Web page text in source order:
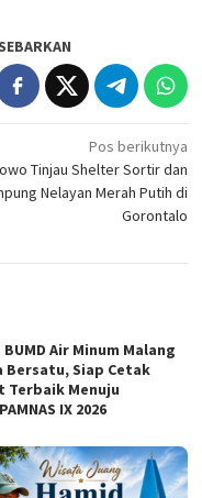
Pos berikutnya
Tinjau Shelter Sortir dan
Nelayan Merah Putih di
Gorontalo
Air Minum Malang
Bersatu, Siap Cetak
Terbaik Menuju
IX 2026